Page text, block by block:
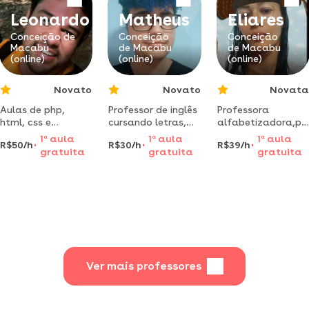
alunos do ensino
fundamental/
Leonardo
Conceição de
Macabu
(online)
Novato
Aulas de php,
html, css e
javascript para
aprender a
programar do jeito
R$50/h
1 aaula
gratuita
Matheus
Conceição
de Macabu
(online)
Novato
Professor de inglês
cursando letras,
com experiências
com estrangeiros e
metodologia
R$30/h
1 a aula
gratuita
Eliares
Conceição
de Macabu
(online)
Novata
Professora
formanda em
psicopedagogia
R$39/h
1 aaula
gratuita
Ver mais professores